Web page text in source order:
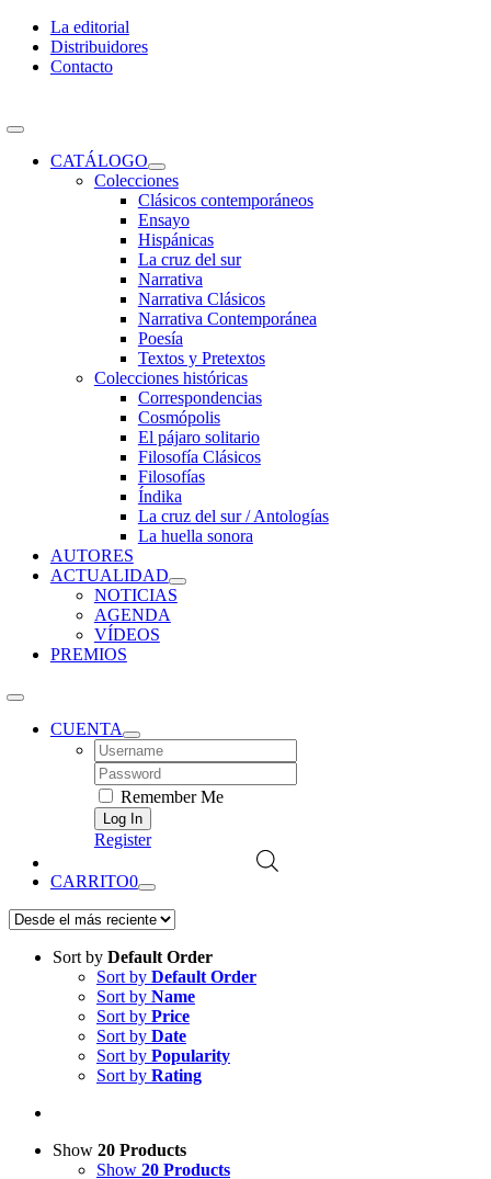
Skip
content
La editorial
Distribuidores
Contacto
Toggle
NavigationCATÁLOGO
Colecciones
Clásicos contemporáneos
Ensayo
Hispánicas
La cruz del sur
Narrativa
Narrativa Clásicos
Narrativa Contemporánea
Poesía
Textos y Pretextos
Colecciones históricas
Correspondencias
Cosmópolis
El pájaro solitario
Filosofía Clásicos
Filosofías
Índika
La cruz del sur / Antologías
La huella sonora
AUTORES
ACTUALIDAD
NOTICIAS
AGENDA
VÍDEOS
PREMIOS
CUENTA
Username:
Password:
Remember Me
Register
CARRITO0
Sort by Default Order
Sort by Default Order
Sort by Name
Sort by Price
Sort by Date
Sort by Popularity
Sort by Rating
Show 20 Products
Show 20 Products